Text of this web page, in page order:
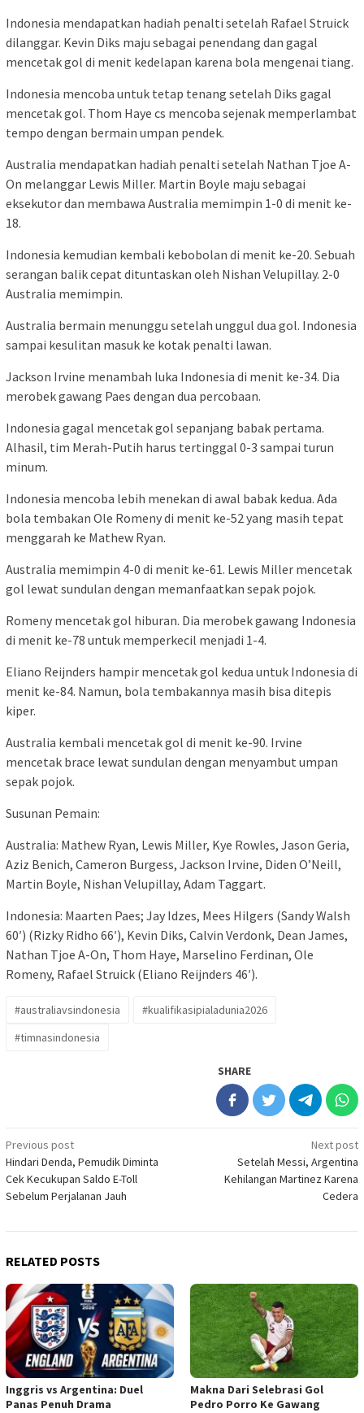
Indonesia mendapatkan hadiah penalti setelah Rafael Struick
dilanggar. Kevin Diks maju sebagai penendang dan gagal
mencetak gol di menit kedelapan karena bola mengenai tiang.
Indonesia mencoba untuk tetap tenang setelah Diks gagal
mencetak gol. Thom Haye cs mencoba sejenak memperlambat
tempo dengan bermain umpan pendek.
Australia mendapatkan hadiah penalti setelah Nathan Tjoe A-
On melanggar Lewis Miller. Martin Boyle maju sebagai
eksekutor dan membawa Australia memimpin 1-0 di menit ke-
18.
Indonesia kemudian kembali kebobolan di menit ke-20. Sebuah
serangan balik cepat dituntaskan oleh Nishan Velupillay. 2-0
Australia memimpin.
Australia bermain menunggu setelah unggul dua gol. Indonesia
sampai kesulitan masuk ke kotak penalti lawan.
Jackson Irvine menambah luka Indonesia di menit ke-34. Dia
merobek gawang Paes dengan dua percobaan.
Indonesia gagal mencetak gol sepanjang babak pertama.
Alhasil, tim Merah-Putih harus tertinggal 0-3 sampai turun
minum.
Indonesia mencoba lebih menekan di awal babak kedua. Ada
bola tembakan Ole Romeny di menit ke-52 yang masih tepat
menggarah ke Mathew Ryan.
Australia memimpin 4-0 di menit ke-61. Lewis Miller mencetak
gol lewat sundulan dengan memanfaatkan sepak pojok.
Romeny mencetak gol hiburan. Dia merobek gawang Indonesia
di menit ke-78 untuk memperkecil menjadi 1-4.
Eliano Reijnders hampir mencetak gol kedua untuk Indonesia di
menit ke-84. Namun, bola tembakannya masih bisa ditepis
kiper.
Australia kembali mencetak gol di menit ke-90. Irvine
mencetak brace lewat sundulan dengan menyambut umpan
sepak pojok.
Susunan Pemain:
Australia: Mathew Ryan, Lewis Miller, Kye Rowles, Jason Geria,
Aziz Benich, Cameron Burgess, Jackson Irvine, Diden O’Neill,
Martin Boyle, Nishan Velupillay, Adam Taggart.
Indonesia: Maarten Paes; Jay Idzes, Mees Hilgers (Sandy Walsh
60′) (Rizky Ridho 66′), Kevin Diks, Calvin Verdonk, Dean James,
Nathan Tjoe A-On, Thom Haye, Marselino Ferdinan, Ole
Romeny, Rafael Struick (Eliano Reijnders 46′).
#australiavsindonesia
#kualifikasipialadunia2026
#timnasindonesia
SHARE
Post
navigation
Previous post
Hindari Denda, Pemudik Diminta
Cek Kecukupan Saldo E-Toll
Sebelum Perjalanan Jauh
Next post
Setelah Messi, Argentina
Kehilangan Martinez Karena
Cedera
RELATED POSTS
Inggris vs Argentina: Duel
Panas Penuh Drama
Makna Dari Selebrasi Gol
Pedro Porro Ke Gawang